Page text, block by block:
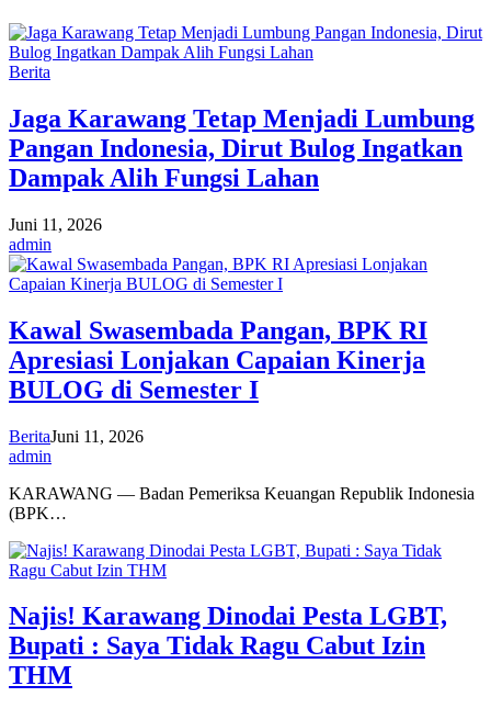
Berita
Jaga Karawang Tetap Menjadi Lumbung
Pangan Indonesia, Dirut Bulog Ingatkan
Dampak Alih Fungsi Lahan
Juni 11, 2026
admin
Kawal Swasembada Pangan, BPK RI
Apresiasi Lonjakan Capaian Kinerja
BULOG di Semester I
BeritaJuni 11, 2026
admin
KARAWANG — Badan Pemeriksa Keuangan Republik Indonesia
(BPK…
Najis! Karawang Dinodai Pesta LGBT,
Bupati : Saya Tidak Ragu Cabut Izin
THM